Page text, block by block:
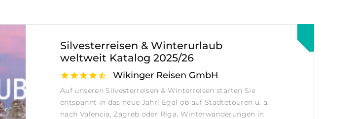
Silvesterreisen & Winterurlaub
weltweit Katalog 2025/26
Wikinger Reisen GmbH
Auf unseren Silvesterreisen & Winterreisen starten Sie
entspannt in das neue Jahr! Egal ob auf Städtetouren u. a.
nach Valencia, Zagreb oder Riga, Winterwanderungen in